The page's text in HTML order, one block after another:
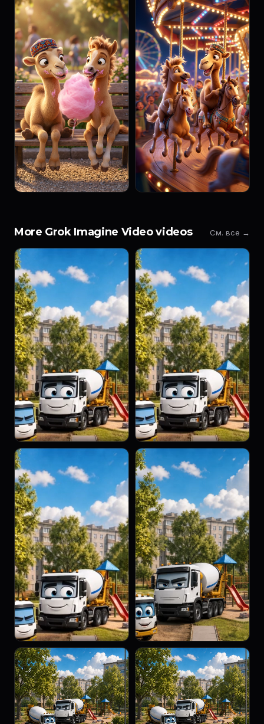
More Grok Imagine Video videos См. все →